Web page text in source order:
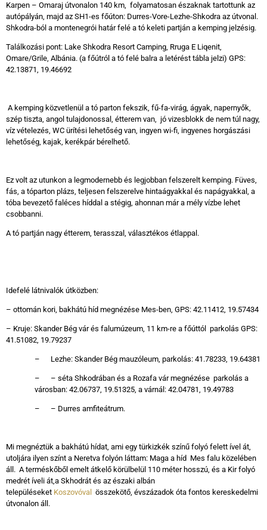
Karpen – Omaraj útvonalon 140 km, folyamatosan északnak tartottunk az
autópályán, majd az SH1-es főúton: Durres-Vore-Lezhe-Shkodra az útvonal.
Shkodra-ból a montenegrói határ felé a tó keleti partján a kemping jelzésig.
Találkozási pont: Lake Shkodra Resort Camping, Rruga E Liqenit,
Omare/Grile, Albánia. (a főútról a tó felé balra a letérést tábla jelzi) GPS:
42.13871, 19.46692
A kemping közvetlenül a tó parton fekszik, fű-fa-virág, ágyak, napernyők,
szép tiszta, angol tulajdonossal, étterem van, jó vizesblokk de nem túl nagy,
víz vételezés, WC ürítési lehetőség van, ingyen wi-fi, ingyenes horgászási
lehetőség, kajak, kerékpár bérelhető.
Ez volt az utunkon a legmodernebb és legjobban felszerelt kemping. Füves,
fás, a tóparton plázs, teljesen felszerelve hintaágyakkal és napágyakkal, a
tóba bevezető faléces híddal a stégig, ahonnan már a mély vízbe lehet
csobbanni.
A tó partján nagy étterem, terasszal, választékos étlappal.
Idefelé látnivalók útközben:
– ottomán kori, bakhátú híd megnézése Mes-ben, GPS: 42.11412, 19.57434
– Kruje: Skander Bég vár és falumúzeum, 11 km-re a főúttól parkolás GPS:
41.51082, 19.79237
– Lezhe: Skander Bég mauzóleum, parkolás: 41.78233, 19.64381
– – séta Shkodrában és a Rozafa vár megnézése parkolás a
városban: 42.06737, 19.51325, a várnál: 42.04781, 19.49783
– – Durres amfiteátrum.
Mi megnéztük a bakhátú hídat, ami egy türkizkék színű folyó felett ível át,
utoljára ilyen színt a Neretva folyón láttam: Maga a híd Mes falu közelében
áll. A terméskőből emelt átkelő körülbelül 110 méter hosszú, és a Kir folyó
medrét íveli át,a Skhodrát és az északi albán
településeket Koszovóval összekötő, évszázadok óta fontos kereskedelmi
útvonalon áll.